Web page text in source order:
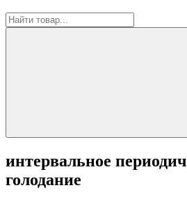
интервальное
голодание